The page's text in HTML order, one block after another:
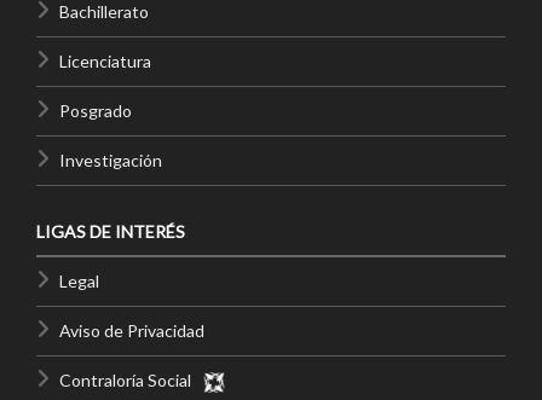
Bachillerato
Licenciatura
Posgrado
Investigación
LIGAS DE INTERÉS
Legal
Aviso de Privacidad
Contraloría Social